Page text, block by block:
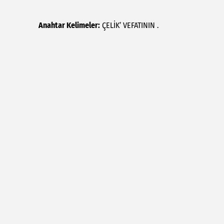
Anahtar Kelimeler: ÇELİK’ VEFATININ .